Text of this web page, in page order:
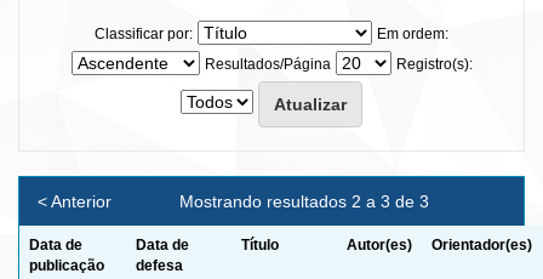
Classificar por:
Em ordem:
Resultados/Página
Registro(s):
Mostrando resultados 2 a 3 de 3
< Anterior
Data de
publicação
Data de
defesa
Título Autor(es) Orientador(es)